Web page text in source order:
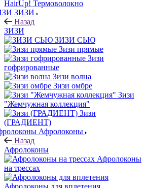
HairUp! Термоволокно
ЗИЗИ
Назад
ЗИЗИ
ЗИЗИ СЬЮ
Зизи прямые
Зизи
гофрированные
Зизи волна
Зизи омбре
Зизи
"Жемчужная коллекция"
Зизи
(ГРАДИЕНТ)
Афролоконы
Назад
Афролоконы
Афролоконы
на трессах
Афролоконы для вплетения